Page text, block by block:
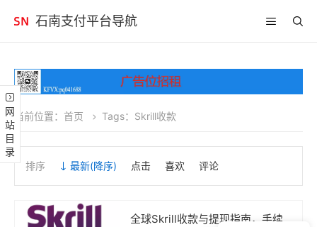
石南支付平台导航
网站目录 当前位置： 首页 Tags：Skrill收款
排序 最新(降序) 点击 喜欢 评论
全球Skrill收款与提现指南，手续